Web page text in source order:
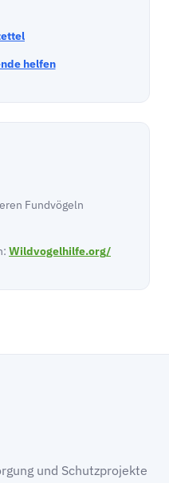
helfen
Fundvögeln
Wildvogelhilfe.org/
und Schutzprojekte